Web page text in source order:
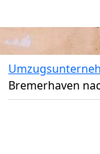
Bremerhaven